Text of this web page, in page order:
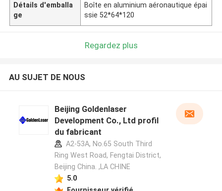
Détails d'emballa
ge
Boîte en aluminium aéronautique épai
ssie 52*64*120
Regardez plus
AU SUJET DE NOUS
Beijing Goldenlaser
Development Co., Ltd profil
du fabricant
A2-53A, No.65 South Third
Ring West Road, Fengtai District,
Beijing China. ,LA CHINE
5.0